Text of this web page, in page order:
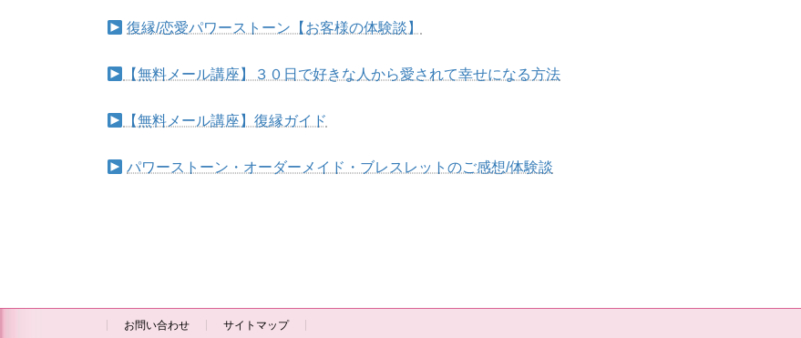
復縁/恋愛パワーストーン【お客様の体験談】
【無料メール講座】３０日で好きな人から愛されて幸せになる方法
【無料メール講座】復縁ガイド
パワーストーン・オーダーメイド・ブレスレットのご感想/体験談
お問い合わせ サイトマップ